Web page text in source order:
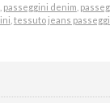
passeggini denim
tessuto jeans